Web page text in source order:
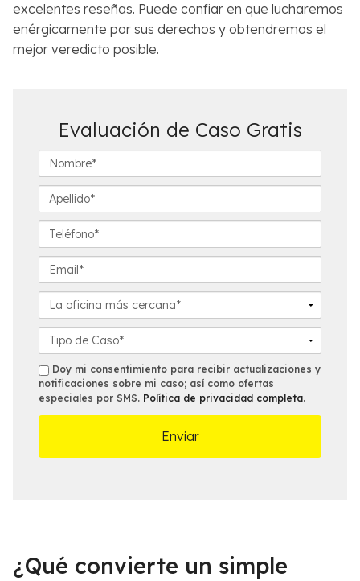
excelentes reseñas. Puede confiar en que lucharemos
enérgicamente por sus derechos y obtendremos el
mejor veredicto posible.
Evaluación de Caso Gratis
o
r
*
p
l
d
*
e
f
n
*
m
l
a
i
c
i
n
a
e
t
a
l
l
s
o
s
m
s
Doy mi consentimiento para recibir actualizaciones y
notificaciones sobre mi caso; así como ofertas
especiales por SMS. Política de privacidad completa.
¿Qué convierte un simple